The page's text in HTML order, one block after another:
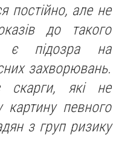
постійно, але не
до такого
є підозра на
захворювань.
скарги, які не
певного
з груп ризику